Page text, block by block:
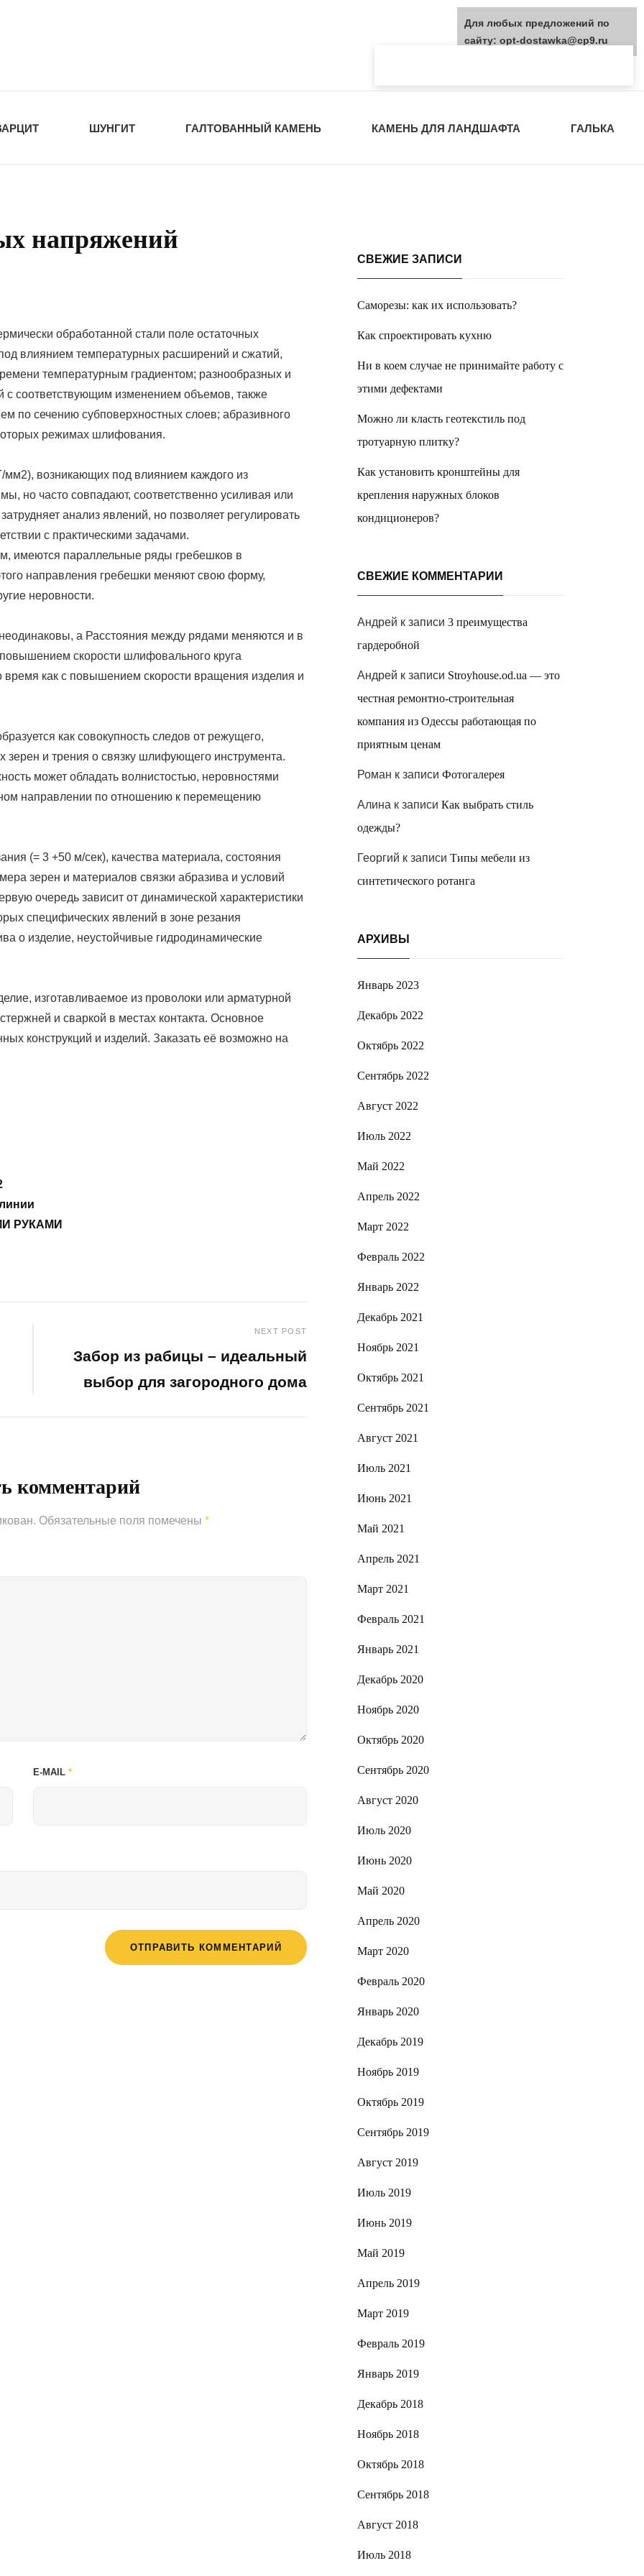
ШУНГИТ ГАЛТОВАННЫЙ КАМЕНЬ КАМЕНЬ ДЛЯ ЛАНДШАФТА ГАЛЬКА
напряжений
обработанной стали поле остаточных
влиянием температурных расширений и сжатий,
температурным градиентом; разнообразных и
соответствующим изменением объемов, также
по сечению субповерхностных слоев; абразивного
режимах шлифования.
возникающих под влиянием каждого из
но часто совпадают, соответственно усиливая или
анализ явлений, но позволяет регулировать
с практическими задачами.
имеются параллельные ряды гребешков в
направления гребешки меняют свою форму,
неровности.
а Расстояния между рядами меняются и в
скорости шлифовального круга
как с повышением скорости вращения изделия и
как совокупность следов от режущего,
зерен и трения о связку шлифующего инструмента.
может обладать волнистостью, неровностями
направлении по отношению к перемещению
(= 3 +50 м/сек), качества материала, состояния
зерен и материалов связки абразива и условий
очередь зависит от динамической характеристики
специфических явлений в зоне резания
о изделие, неустойчивые гидродинамические
изготавливаемое из проволоки или арматурной
и сваркой в местах контакта. Основное
конструкций и изделий. Заказать её возможно на
РУКАМИ
NEXT POST
Забор из рабицы – идеальный
выбор для загородного дома
комментарий
Обязательные поля помечены *
E-MAIL *
СВЕЖИЕ ЗАПИСИ
Саморезы: как их использовать?
Как спроектировать кухню
Ни в коем случае не принимайте работу с
этими дефектами
Можно ли класть геотекстиль под
тротуарную плитку?
Как установить кронштейны для
крепления наружных блоков
кондиционеров?
СВЕЖИЕ КОММЕНТАРИИ
Андрей к записи 3 преимущества
гардеробной
Андрей к записи Stroyhouse.od.ua — это
честная ремонтно-строительная
компания из Одессы работающая по
приятным ценам
Роман к записи Фотогалерея
Алина к записи Как выбрать стиль
одежды?
Георгий к записи Типы мебели из
синтетического ротанга
АРХИВЫ
Январь 2023
Декабрь 2022
Октябрь 2022
Сентябрь 2022
Август 2022
Июль 2022
Май 2022
Апрель 2022
Март 2022
Февраль 2022
Январь 2022
Декабрь 2021
Ноябрь 2021
Октябрь 2021
Сентябрь 2021
Август 2021
Июль 2021
Июнь 2021
Май 2021
Апрель 2021
Март 2021
Февраль 2021
Январь 2021
Декабрь 2020
Ноябрь 2020
Октябрь 2020
Сентябрь 2020
Август 2020
Июль 2020
Июнь 2020
Май 2020
Апрель 2020
Март 2020
Февраль 2020
Январь 2020
Декабрь 2019
Ноябрь 2019
Октябрь 2019
Сентябрь 2019
Август 2019
Июль 2019
Июнь 2019
Май 2019
Апрель 2019
Март 2019
Февраль 2019
Январь 2019
Декабрь 2018
Ноябрь 2018
Октябрь 2018
Сентябрь 2018
Август 2018
Июль 2018
Для любых предложений по
сайту: opt-dostawka@cp9.ru